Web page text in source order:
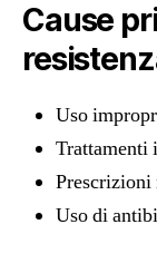
Cause
Uso
Trattamenti
Prescrizioni
Uso di